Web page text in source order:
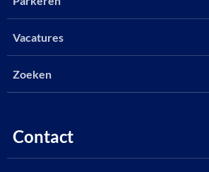
Vacatures
Zoeken
Contact